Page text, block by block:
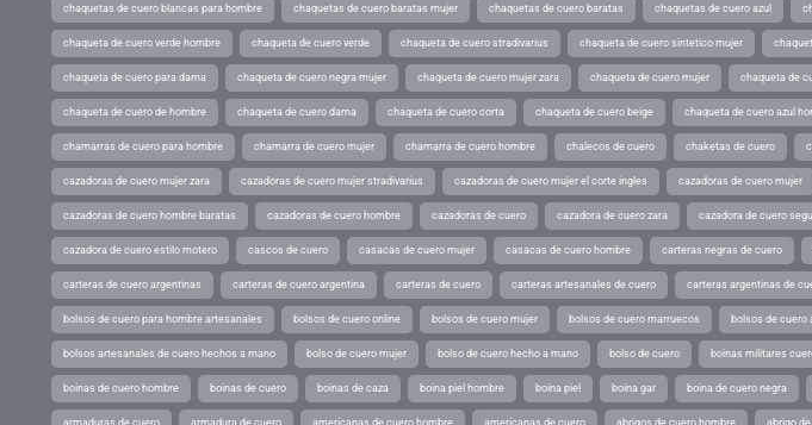
chaquetas de cuero blancas para hombre chaquetas de cuero baratas mujer chaquetas de cuero baratas chaquetas de cuero azul
chaqueta de cuero verde hombre chaqueta de cuero verde chaqueta de cuero stradivarius chaqueta de cuero sintetico mujer
chaqueta de cuero para dama chaqueta de cuero negra mujer chaqueta de cuero mujer zara chaqueta de cuero mujer chaqueta de
chaqueta de cuero de hombre chaqueta de cuero dama chaqueta de cuero corta chaqueta de cuero beige chaqueta de cuero azul
chamarras de cuero para hombre chamarra de cuero mujer chamarra de cuero hombre chalecos de cuero chaketas de cuero
cazadoras de cuero mujer zara cazadoras de cuero mujer stradivarius cazadoras de cuero mujer el corte ingles cazadoras de cuero mujer
cazadoras de cuero hombre baratas cazadoras de cuero hombre cazadoras de cuero cazadora de cuero zara cazadora de cuero
cazadora de cuero estilo motero cascos de cuero casacas de cuero mujer casacas de cuero hombre carteras negras de cuero
carteras de cuero argentinas carteras de cuero argentina carteras de cuero carteras artesanales de cuero carteras argentinas de
bolsos de cuero para hombre artesanales bolsos de cuero online bolsos de cuero mujer bolsos de cuero marruecos bolsos de cuero
bolsos artesanales de cuero hechos a mano bolso de cuero mujer bolso de cuero hecho a mano bolso de cuero boinas militares
boinas de cuero hombre boinas de cuero boinas de caza boina piel hombre boina piel boina gar boina de cuero negra
armaduras de cuero armadura de cuero americanas de cuero hombre americanas de cuero abrigos de cuero hombre abrigo